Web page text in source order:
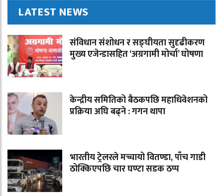
LATEST NEWS
संविधान संशोधन र सङ्घीयता सुदृढीकरण
मुख्य एजेन्डासहित ‘अग्रगामी मोर्चा’ घोषणा
केन्द्रीय समितिको बैठकपछि महाधिवेशनको
प्रक्रिया अघि बढ्ने : गगन थापा
भारतीय ट्रेलरले मच्चायो वितण्डा, पाँच गाडी
ठोक्किएपछि चार घण्टा सडक ठप्प